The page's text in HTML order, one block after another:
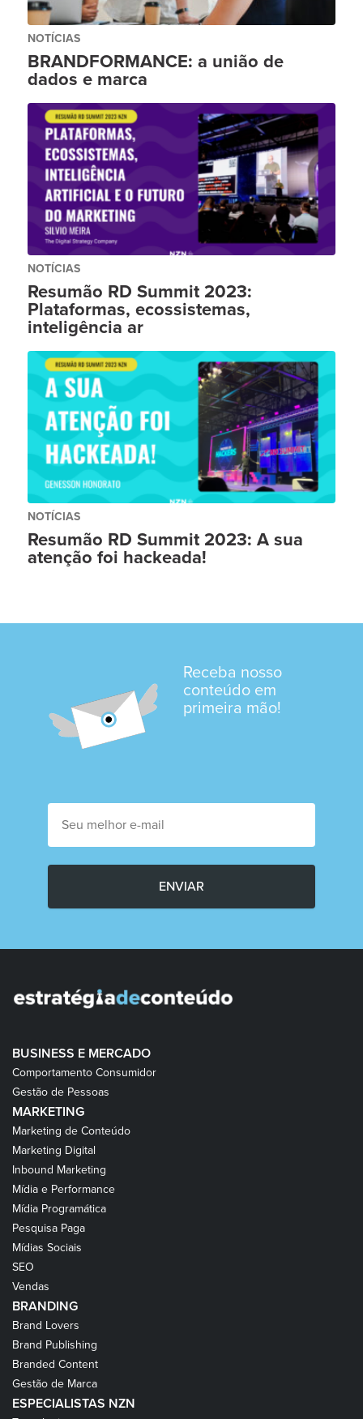
NOTÍCIAS
BRANDFORMANCE: a união de
dados e marca
NOTÍCIAS
Resumão RD Summit 2023:
Plataformas, ecossistemas,
inteligência ar
NOTÍCIAS
Resumão RD Summit 2023: A sua
atenção foi hackeada!
Receba nosso
conteúdo em
primeira mão!
ENVIAR
BUSINESS E MERCADO
Comportamento Consumidor
Gestão de Pessoas
MARKETING
Marketing de Conteúdo
Marketing Digital
Inbound Marketing
Mídia e Performance
Mídia Programática
Pesquisa Paga
Mídias Sociais
SEO
Vendas
BRANDING
Brand Lovers
Brand Publishing
Branded Content
Gestão de Marca
ESPECIALISTAS NZN